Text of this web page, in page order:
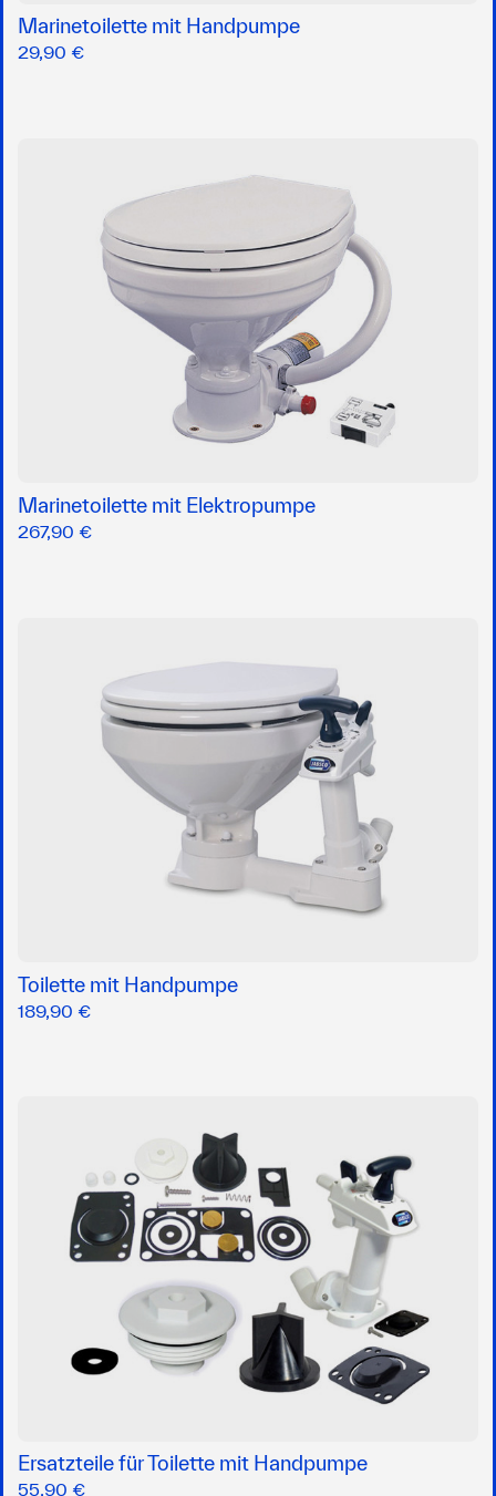
Marinetoilette mit Handpumpe
29,90 €
Marinetoilette mit Elektropumpe
267,90 €
Toilette mit Handpumpe
189,90 €
Ersatzteile für Toilette mit Handpumpe
55,90 €